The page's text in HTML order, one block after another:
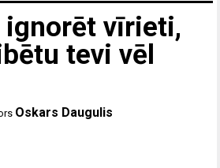
ignorēt vīrieti,
tevi vēl
Oskars Daugulis